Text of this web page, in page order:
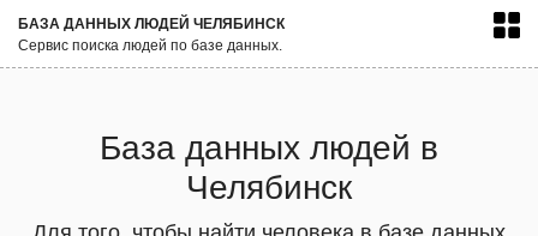
БАЗА ДАННЫХ ЛЮДЕЙ ЧЕЛЯБИНСК
Сервис поиска людей по базе данных.
База данных людей в
Челябинск